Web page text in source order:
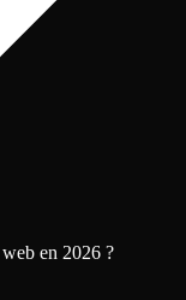
en 2026 ?